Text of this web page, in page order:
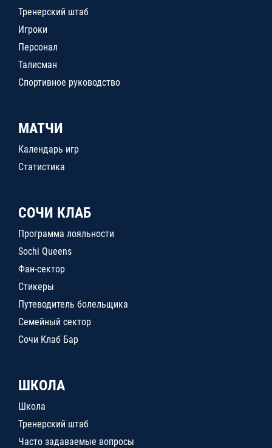
Тренерский штаб
Игроки
Персонал
Талисман
Спортивное руководство
МАТЧИ
Календарь игр
Статистика
СОЧИ КЛАБ
Программа лояльности
Sochi Queens
Фан-сектор
Стикеры
Путеводитель болельщика
Семейный сектор
Сочи Клаб Бар
ШКОЛА
Школа
Тренерский штаб
Часто задаваемые вопросы